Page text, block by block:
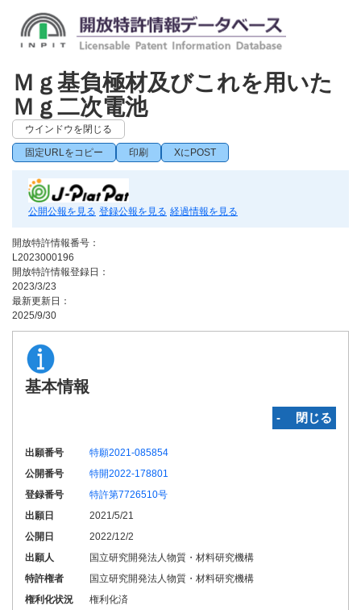
Ｍｇ基負極材及びこれを用いた
Ｍｇ二次電池
ウインドウを閉じる
固定URLをコピー 印刷 XにPOST
公開公報を見る 登録公報を見る 経過情報を見る
開放特許情報番号：
L2023000196
開放特許情報登録日：
2023/3/23
最新更新日：
2025/9/30
基本情報
‐ 閉じる
出願番号
特願2021-085854
公開番号
特開2022-178801
登録番号
特許第7726510号
出願日
2021/5/21
公開日
2022/12/2
出願人
国立研究開発法人物質・材料研究機構
特許権者
国立研究開発法人物質・材料研究機構
権利化状況
権利化済